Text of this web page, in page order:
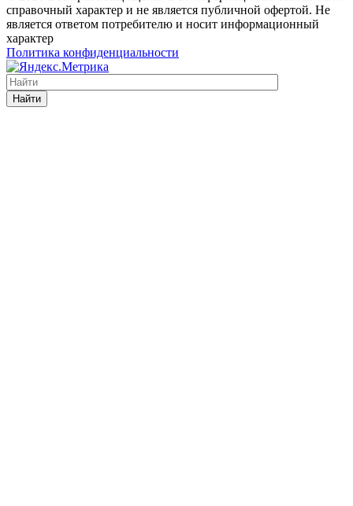
справочный характер и не является публичной офертой. Не
является ответом потребителю и носит информационный
характер
Политика конфиденциальности
Найти